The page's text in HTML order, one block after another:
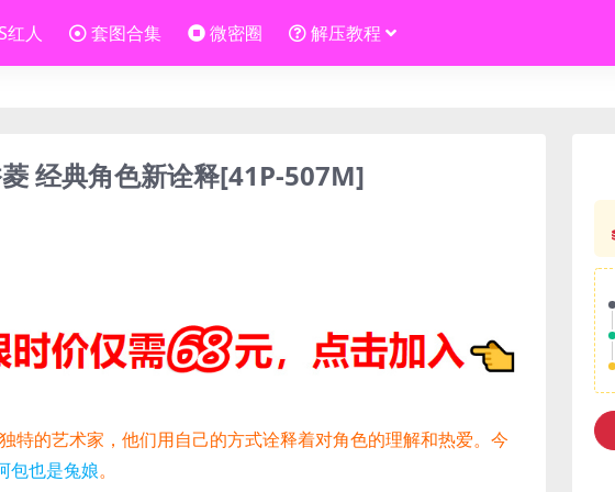
红人 套图合集 微密圈 解压教程
经典角色新诠释[41P-507M]
特的艺术家，他们用自己的方式诠释着对角色的理解和热爱。今
包也是兔娘。